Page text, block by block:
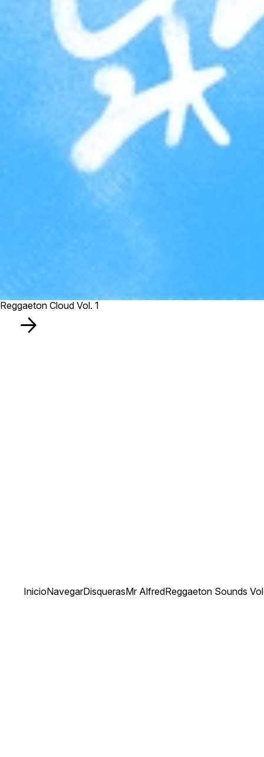
Reggaeton Cloud Vol. 1
InicioNavegarDisquerasMr AlfredReggaeton Sounds